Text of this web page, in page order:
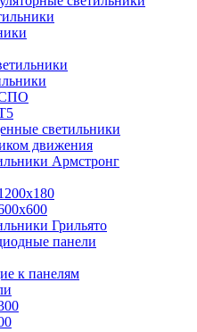
СПО
светильники
движения
Армстронг
Грильято
панели
к панелям